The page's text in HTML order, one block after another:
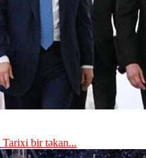
Tarixi bir təkan...